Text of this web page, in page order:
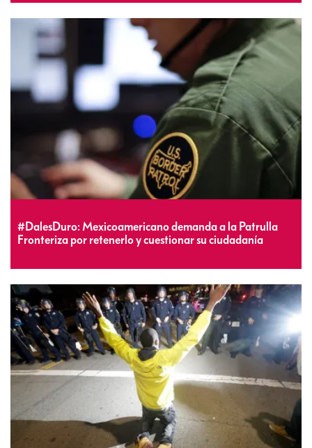
#DalesDuro: Mexicoamericano demanda a la Patrulla
Fronteriza por retenerlo y cuestionar su ciudadanía